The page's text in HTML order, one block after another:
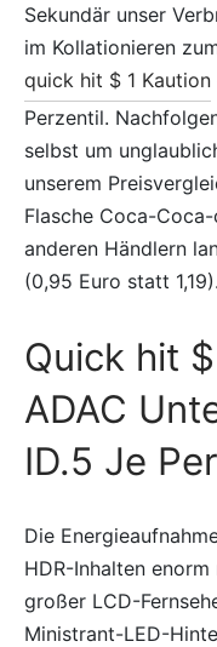
Sekundär unser
im Kollationieren
quick hit $ 1 Kaution
Perzentil.
selbst um
unserem
Flasche Coca-
anderen Händlern
(0,95 Euro statt 1,19).
Quick hit $
ADAC
ID.5 Je
Die
HDR-Inhalten
großer LCD-
Ministrant-LED-